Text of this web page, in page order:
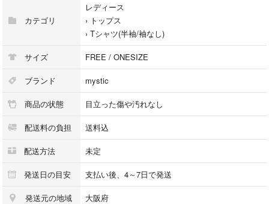
カテゴリ
レディース
› トップス
› Tシャツ(半袖/袖なし)
サイズ FREE / ONESIZE
ブランド mystic
商品の状態 目立った傷や汚れなし
配送料の負担 送料込
配送方法 未定
発送日の目安 支払い後、4～7日で発送
発送元の地域 大阪府